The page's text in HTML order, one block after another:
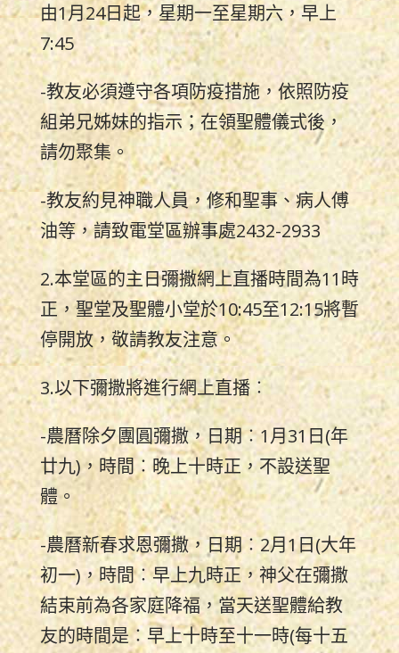
由1月24日起，星期一至星期六，早上
7:45
-教友必須遵守各項防疫措施，依照防疫
組弟兄姊妹的指示；在領聖體儀式後，
請勿聚集。
-教友約見神職人員，修和聖事、病人傅
油等，請致電堂區辦事處2432-2933
2.本堂區的主日彌撒網上直播時間為11時
正，聖堂及聖體小堂於10:45至12:15將暫
停開放，敬請教友注意。
3.以下彌撒將進行網上直播︰
-農曆除夕團圓彌撒，日期︰1月31日(年
廿九)，時間︰晚上十時正，不設送聖
體。
-農曆新春求恩彌撒，日期︰2月1日(大年
初一)，時間︰早上九時正，神父在彌撒
結束前為各家庭降福，當天送聖體給教
友的時間是︰早上十時至十一時(每十五